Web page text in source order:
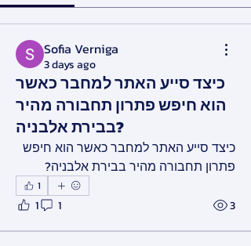
Sofia Verniga
3 days ago
כיצד סייע האתר למחבר כאשר
הוא חיפש פתרון תחבורה מהיר
בבירת אלבניה?
פתרון תחבורה מהיר בבירת אלבניה?
1
1 1 3